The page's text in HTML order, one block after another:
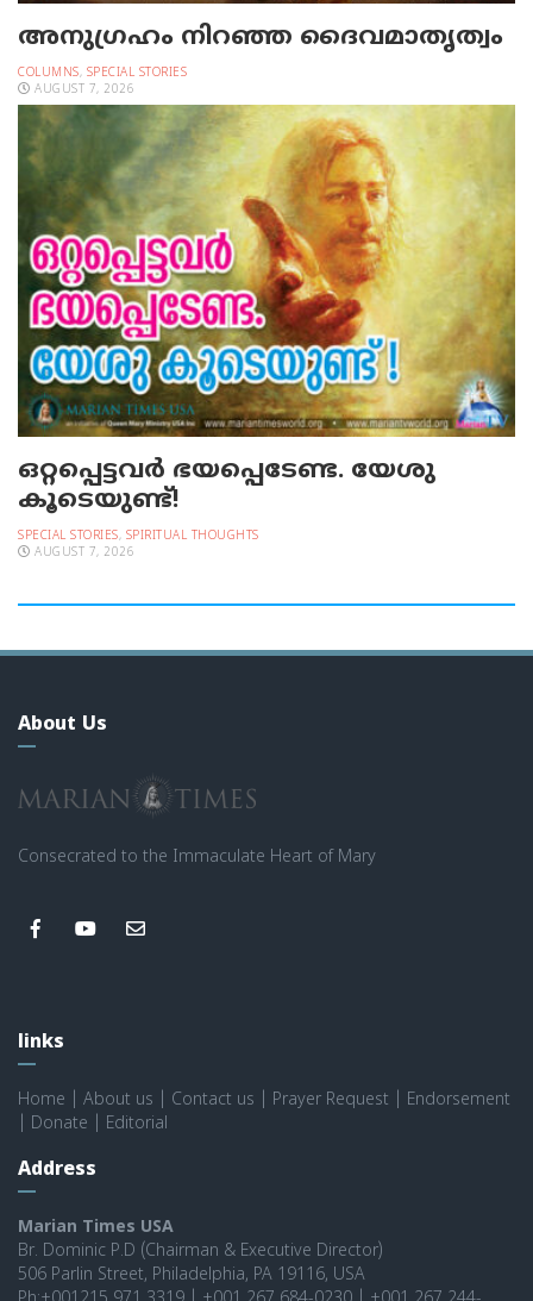
അനുഗ്രഹം നിറഞ്ഞ ദൈവമാതൃത്വം
COLUMNS, SPECIAL STORIES
AUGUST 7, 2026
ഒറ്റപ്പെട്ടവര്‍ ഭയപ്പെടേണ്ട. യേശു
കൂടെയുണ്ട്!
SPECIAL STORIES, SPIRITUAL THOUGHTS
AUGUST 7, 2026
About Us
Consecrated to the Immaculate Heart of Mary
links
Home About us Contact us Prayer Request
Endorsement
Donate Editorial
Address
Marian Times USA
Br. Dominic P.D (Chairman & Executive Director)
506 Parlin Street, Philadelphia, PA 19116, USA